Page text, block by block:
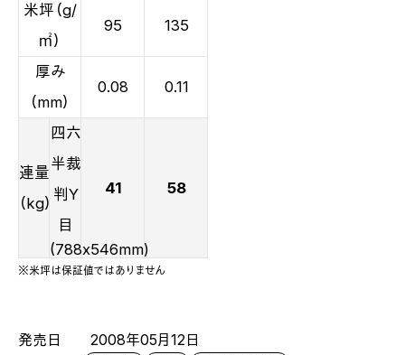
米坪（g/
㎡）
95 135
厚み
（mm）
0.08 0.11
連量
（kg）
四六
半裁
判Y
目
(788x546mm)
41 58
※米坪は保証値ではありません
発売日
2008年05月12日